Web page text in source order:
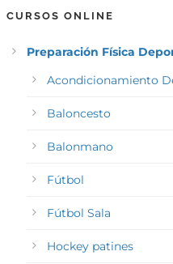
CURSOS ONLINE
Preparación Física
Acondicionamiento
Baloncesto
Balonmano
Fútbol
Fútbol Sala
Hockey patines